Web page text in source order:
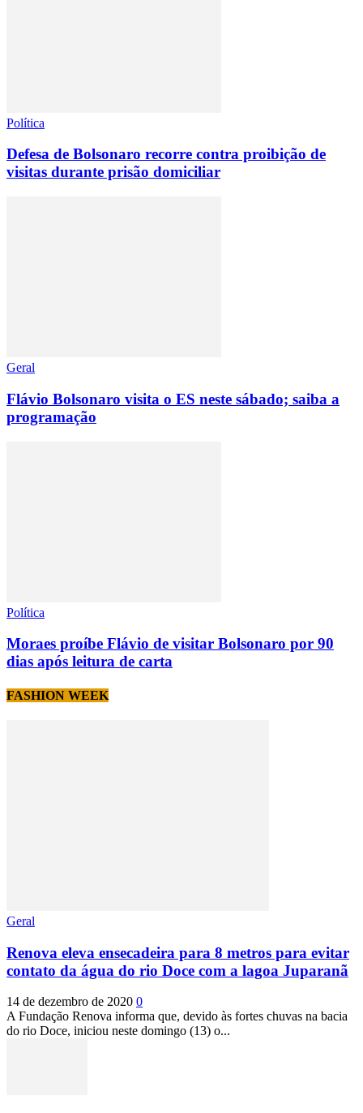
Política
Defesa de Bolsonaro recorre contra proibição de
visitas durante prisão domiciliar
Geral
Flávio Bolsonaro visita o ES neste sábado; saiba a
programação
Política
Moraes proíbe Flávio de visitar Bolsonaro por 90
dias após leitura de carta
FASHION WEEK
Geral
Renova eleva ensecadeira para 8 metros para evitar
contato da água do rio Doce com a lagoa Juparanã
14 de dezembro de 2020 0
A Fundação Renova informa que, devido às fortes chuvas na bacia
do rio Doce, iniciou neste domingo (13) o...